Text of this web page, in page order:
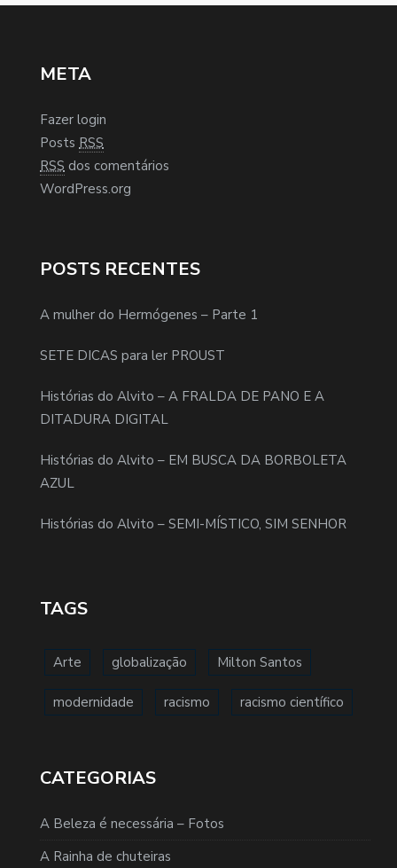
META
Fazer login
Posts RSS
RSS dos comentários
WordPress.org
POSTS RECENTES
A mulher do Hermógenes – Parte 1
SETE DICAS para ler PROUST
Histórias do Alvito – A FRALDA DE PANO E A
DITADURA DIGITAL
Histórias do Alvito – EM BUSCA DA BORBOLETA
AZUL
Histórias do Alvito – SEMI-MÍSTICO, SIM SENHOR
TAGS
Arte globalização Milton Santos
modernidade racismo racismo científico
CATEGORIAS
A Beleza é necessária – Fotos
A Rainha de chuteiras